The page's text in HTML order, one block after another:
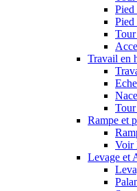
Pied
Pied
Travail en
Tour
Rampe et
Voir
Levage et